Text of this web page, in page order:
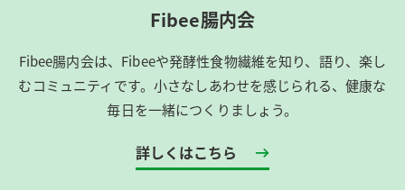
Fibee腸内会
Fibee腸内会は、​Fibeeや発酵性食物繊維を知り、語り、楽し
むコミュニティです。​小さなしあわせを感じられる、健康な
毎日を一緒につくりましょう。
詳しくはこちら